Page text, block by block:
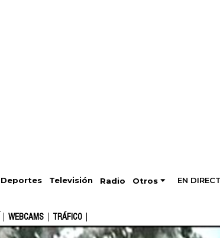
Deportes Televisión Radio Otros EN
WEBCAMS TRÁFICO